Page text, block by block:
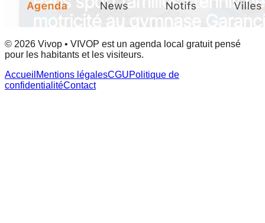
© 2026 Vivop • VIVOP est un agenda local gratuit pensé
pour les habitants et les visiteurs.
Accueil Mentions légalesCGUPolitique de
confidentialitéContact